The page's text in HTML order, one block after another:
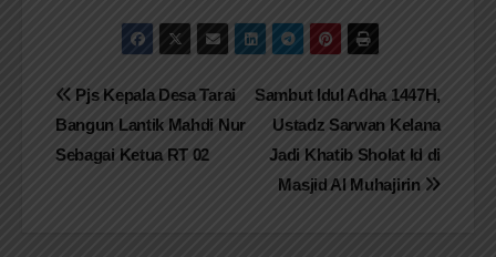
Navigasi
pos
Sambut Idul Adha 1447H,
Ustadz Sarwan Kelana
Jadi Khatib Sholat Id di
Masjid Al Muhajirin
Pjs Kepala Desa Tarai
Bangun Lantik Mahdi Nur
Sebagai Ketua RT 02